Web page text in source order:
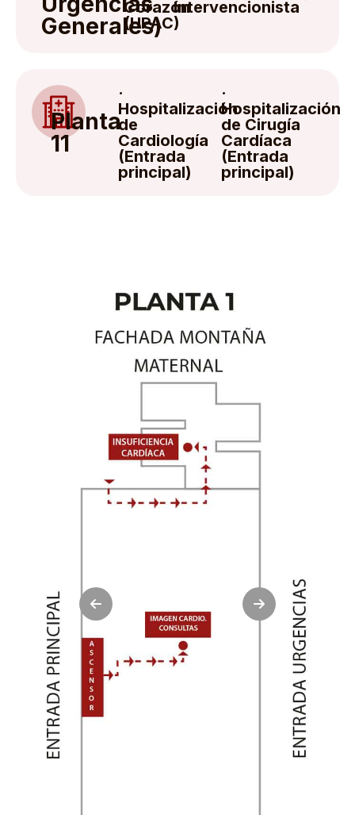
Generales)
Corazón
(UPAC)
Intervencionista
Planta
11
·
Hospitalización
de
Cardiología
(Entrada
principal)
·
Hospitalización
de Cirugía
Cardíaca
(Entrada
principal)